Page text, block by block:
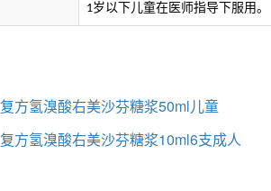
1岁以下儿童在医师指导下服用。
复方氢溴酸右美沙芬糖浆50ml儿童
复方氢溴酸右美沙芬糖浆10ml6支成人